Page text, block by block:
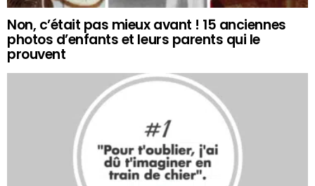
Non, c’était pas mieux avant ! 15 anciennes
photos d’enfants et leurs parents qui le
prouvent